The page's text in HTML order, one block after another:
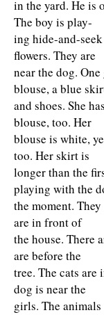
in the yard. He is
The boy is play-
ing hide-and-
flowers. They are
near the dog.
blouse, a blue
and shoes. She
blouse, too. Her
blouse is white,
too. Her skirt is
longer than the
playing with the
the moment.
are in front of
the house. There
are before the
tree. The cats
dog is near the
girls. The